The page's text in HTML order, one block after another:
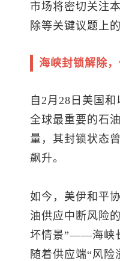
市场将密切关注
除等关键议题上的
海峡封锁解除
自2月28日美国
全球最重要的石
量，其封锁状态
飙升。
如今，美伊和平
油供应中断风险
坏情景”——海峡
随着供应端“风